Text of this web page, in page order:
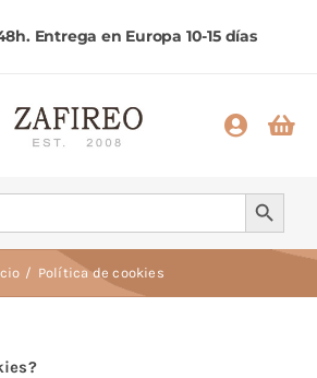
Botón de búsqueda
Política de cookies